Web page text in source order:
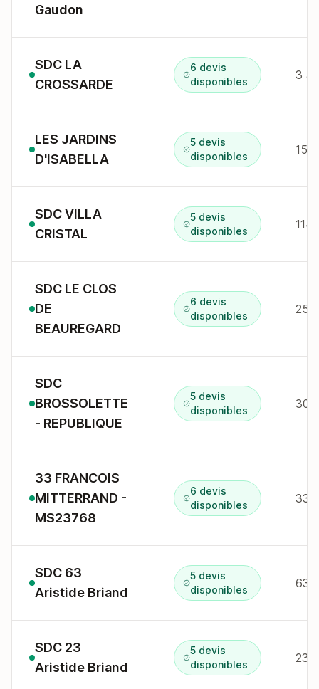
Gaudon
SDC LA
CROSSARDE
6 devis
disponibles
LES JARDINS
D'ISABELLA
5 devis
disponibles
15
SDC VILLA
CRISTAL
5 devis
disponibles
114
SDC LE CLOS
DE
BEAUREGARD
6 devis
disponibles
25
SDC
BROSSOLETTE
- REPUBLIQUE
5 devis
disponibles
33 FRANCOIS
MITTERRAND -
MS23768
6 devis
disponibles
SDC 63
Aristide Briand
5 devis
disponibles
63
SDC 23
Aristide Briand
5 devis
disponibles
23